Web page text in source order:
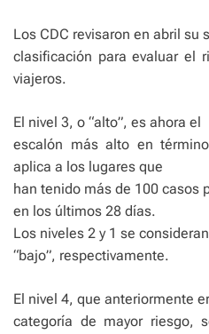
Los CDC revisaron en abril su
clasificación para evaluar el
viajeros.
El nivel 3, o “alto”, es ahora el
escalón más alto en
aplica a los lugares que
han tenido más de 100 casos
en los últimos 28 días.
Los niveles 2 y 1 se
“bajo”, respectivamente.
El nivel 4, que anteriormente
categoría de mayor riesgo,